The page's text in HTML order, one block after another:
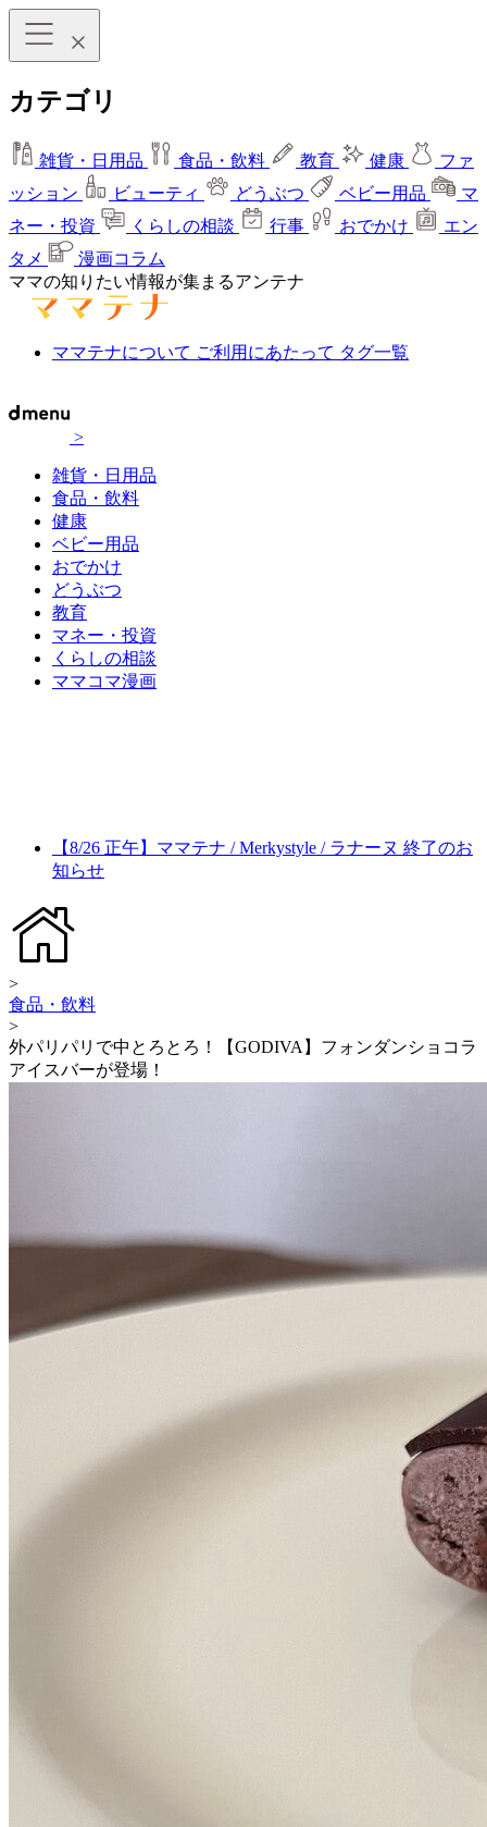
カテゴリ
雑貨・日用品 食品・飲料 教育 健康
ファ
ッション
ビューティ どうぶつ ベビー用品
マ
ネー・投資
くらしの相談 行事 おでかけ
エン
タメ
漫画コラム
ママの知りたい情報が集まるアンテナ
ママテナについて ご利用にあたって タグ一覧
>
雑貨・日用品
食品・飲料
健康
ベビー用品
おでかけ
どうぶつ
教育
マネー・投資
くらしの相談
ママコマ漫画
【8/26 正午】ママテナ / Merkystyle / ラナーヌ 終了のお
知らせ
>
食品・飲料
>
外パリパリで中とろとろ！【GODIVA】フォンダンショコラ
アイスバーが登場！